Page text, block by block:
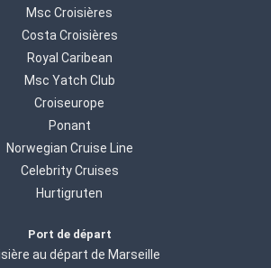
Msc Croisières
Costa Croisières
Royal Caribean
Msc Yatch Club
Croiseurope
Ponant
Norwegian Cruise Line
Celebrity Cruises
Hurtigruten
Port de départ
au départ de Marseille